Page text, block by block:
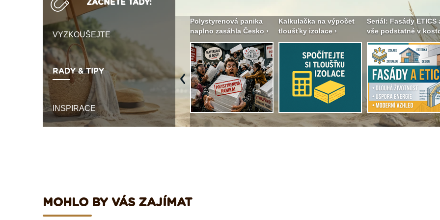
ZAČNĚTE TADY:
VYZKOUŠEJTE
RADY & TIPY
INSPIRACE
Není polystyren? My ho
seženeme! ›
podkroví a vše o něm ›
Polystyrenová panika
naplno zasáhla Česko ›
Kalkulačka na výpočet
tloušťky izolace ›
Seriál: Fasády ETICS
vše podstatné v
Previous
MOHLO BY VÁS ZAJÍMAT